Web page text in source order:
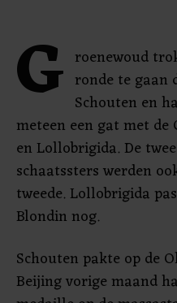
G roenewoud
ronde te gaan
Schouten en
meteen een gat met de
en Lollobrigida. De
schaatssters werden
tweede. Lollobrigida
Blondin nog.
Schouten pakte op de
Beijing vorige maand